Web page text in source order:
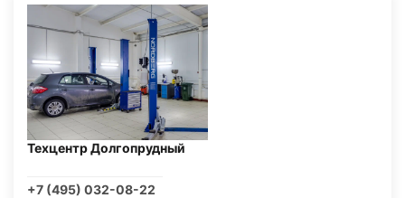
Техцентр Долгопрудный
+7 (495) 032-08-22